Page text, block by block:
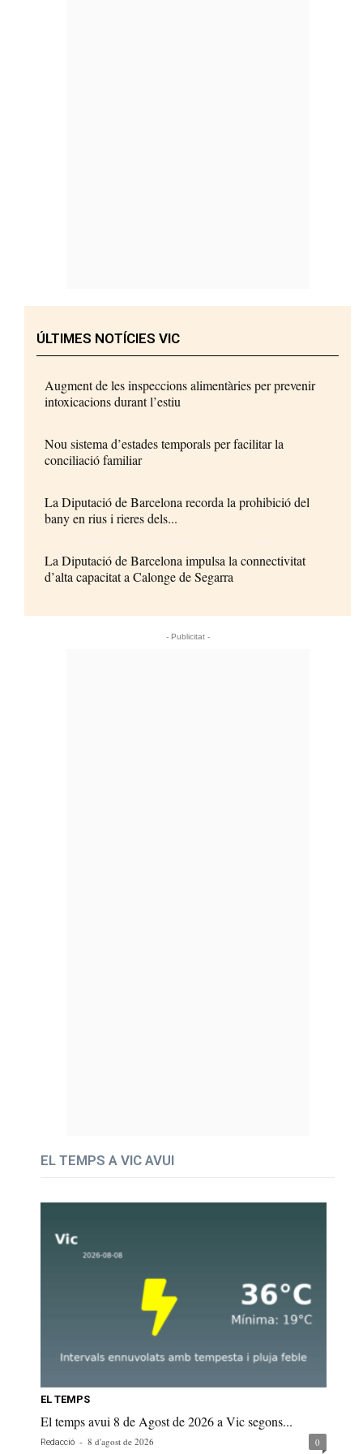
ÚLTIMES NOTÍCIES VIC
Augment de les inspeccions alimentàries per prevenir
intoxicacions durant l’estiu
Nou sistema d’estades temporals per facilitar la
conciliació familiar
La Diputació de Barcelona recorda la prohibició del
bany en rius i rieres dels...
La Diputació de Barcelona impulsa la connectivitat
d’alta capacitat a Calonge de Segarra
- Publicitat -
EL TEMPS A VIC AVUI
EL TEMPS
El temps avui 8 de Agost de 2026 a Vic segons...
Redacció - 8 d'agost de 2026 0